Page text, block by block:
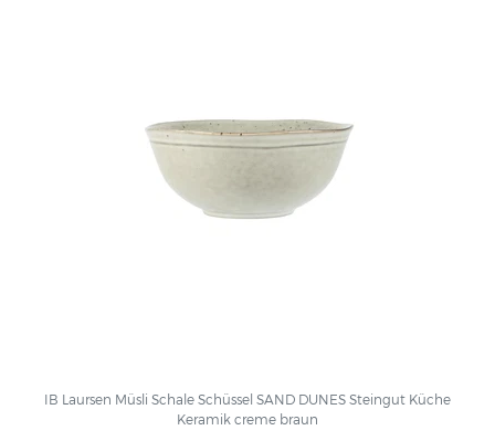
IB Laursen Müsli Schale Schüssel SAND DUNES Steingut Küche
Keramik creme braun